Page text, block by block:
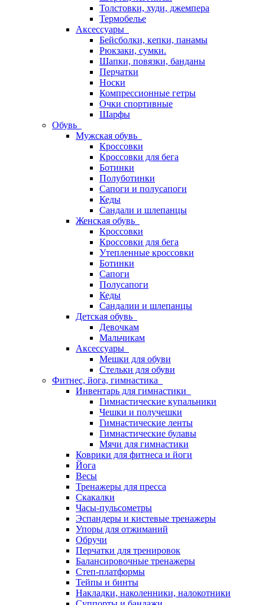
Толстовки, худи, джемпера
Термобелье
Аксессуары
Бейсболки, кепки, панамы
Рюкзаки, сумки.
Шапки, повязки, банданы
Перчатки
Носки
Компрессионные гетры
Очки спортивные
Шарфы
Обувь
Мужская обувь
Кроссовки
Кроссовки для бега
Ботинки
Полуботинки
Сапоги и полусапоги
Кеды
Сандали и шлепанцы
Женская обувь
Кроссовки
Кроссовки для бега
Утепленные кроссовки
Ботинки
Сапоги
Полусапоги
Кеды
Сандалии и шлепанцы
Детская обувь
Девочкам
Мальчикам
Аксессуары
Мешки для обуви
Стельки для обуви
Фитнес, йога, гимнастика
Инвентарь для гимнастики
Гимнастические купальники
Чешки и получешки
Гимнастические ленты
Гимнастические булавы
Мячи для гимнастики
Коврики для фитнеса и йоги
Йога
Весы
Тренажеры для пресса
Скакалки
Часы-пульсометры
Эспандеры и кистевые тренажеры
Упоры для отжиманий
Обручи
Перчатки для тренировок
Балансировочные тренажеры
Степ-платформы
Тейпы и бинты
Накладки, наколенники, налокотники